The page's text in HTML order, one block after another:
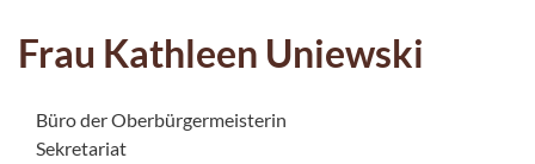
Frau Kathleen Uniewski
Büro der Oberbürgermeisterin
Sekretariat